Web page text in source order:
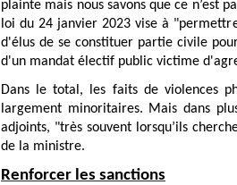
plainte mais nous savons que ce n’est
loi du 24 janvier 2023 vise à
d'élus de se constituer partie civile
d'un mandat électif public victime
Dans le total, les faits de violences
largement minoritaires. Mais dans
adjoints, "très souvent lorsqu’ils
de la ministre.
Renforcer les sanctions